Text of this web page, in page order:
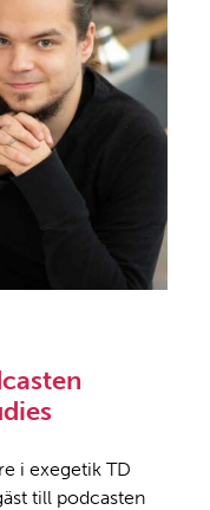
i exegetik TD
till podcasten